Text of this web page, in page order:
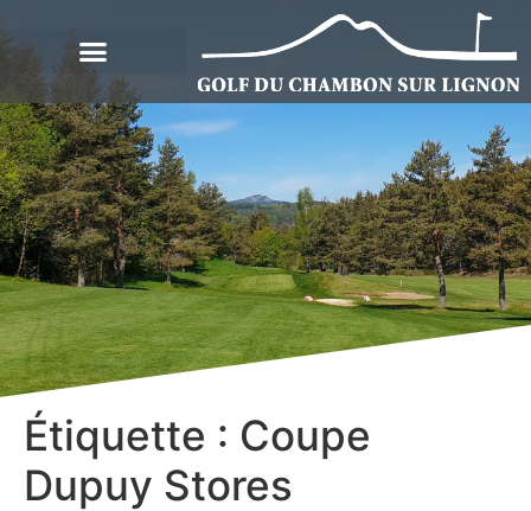
Étiquette : Coupe
Dupuy Stores